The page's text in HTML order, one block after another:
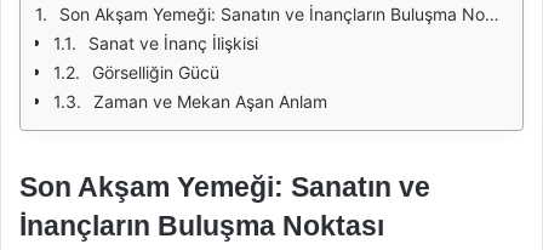
Son Akşam Yemeği: Sanatın ve İnançların Buluşma Noktası
Sanat ve İnanç İlişkisi
Görselliğin Gücü
Zaman ve Mekan Aşan Anlam
Son Akşam Yemeği: Sanatın ve
İnançların Buluşma Noktası